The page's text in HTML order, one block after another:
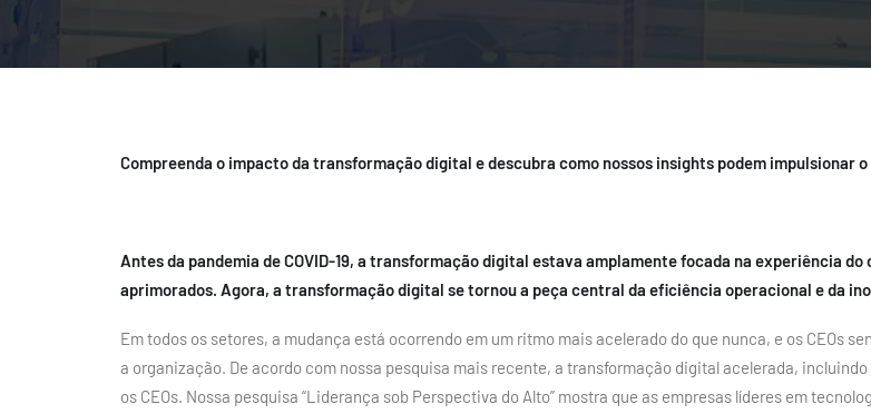
Compreenda o impacto da transformação digital e descubra como nossos insights podem impulsionar
Antes da pandemia de COVID-19, a transformação digital estava amplamente focada na experiência
aprimorados. Agora, a transformação digital se tornou a peça central da eficiência operacional e da
Em todos os setores, a mudança está ocorrendo em um ritmo mais acelerado do que nunca, e os CEOs
a organização. De acordo com nossa pesquisa mais recente, a transformação digital acelerada,
os CEOs. Nossa pesquisa “Liderança sob Perspectiva do Alto” mostra que as empresas líderes em